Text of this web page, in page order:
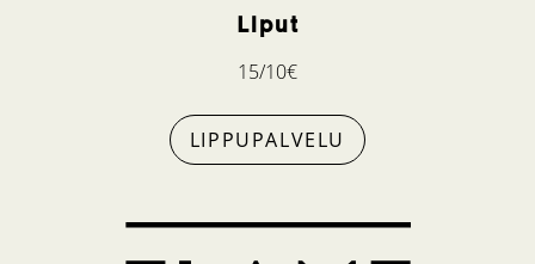
Liput
15/10€
LIPPUPALVELU